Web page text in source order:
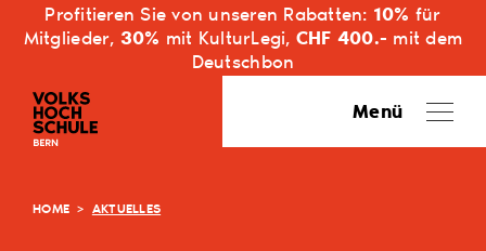
Profitieren Sie von unseren Rabatten: 10% für
Mitglieder, 30% mit KulturLegi, CHF 400.- mit dem
Deutschbon
Menü
HOME > AKTUELLES